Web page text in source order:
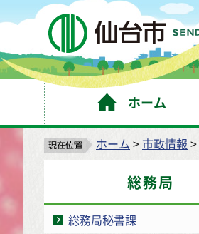
ホーム
ホーム >市政情報 >
総務局
総務局秘書課